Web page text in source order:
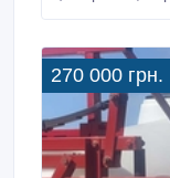
270 000 грн.